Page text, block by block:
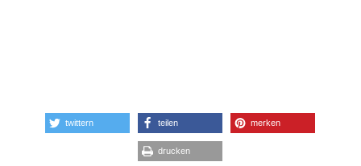
twittern teilen merken
drucken